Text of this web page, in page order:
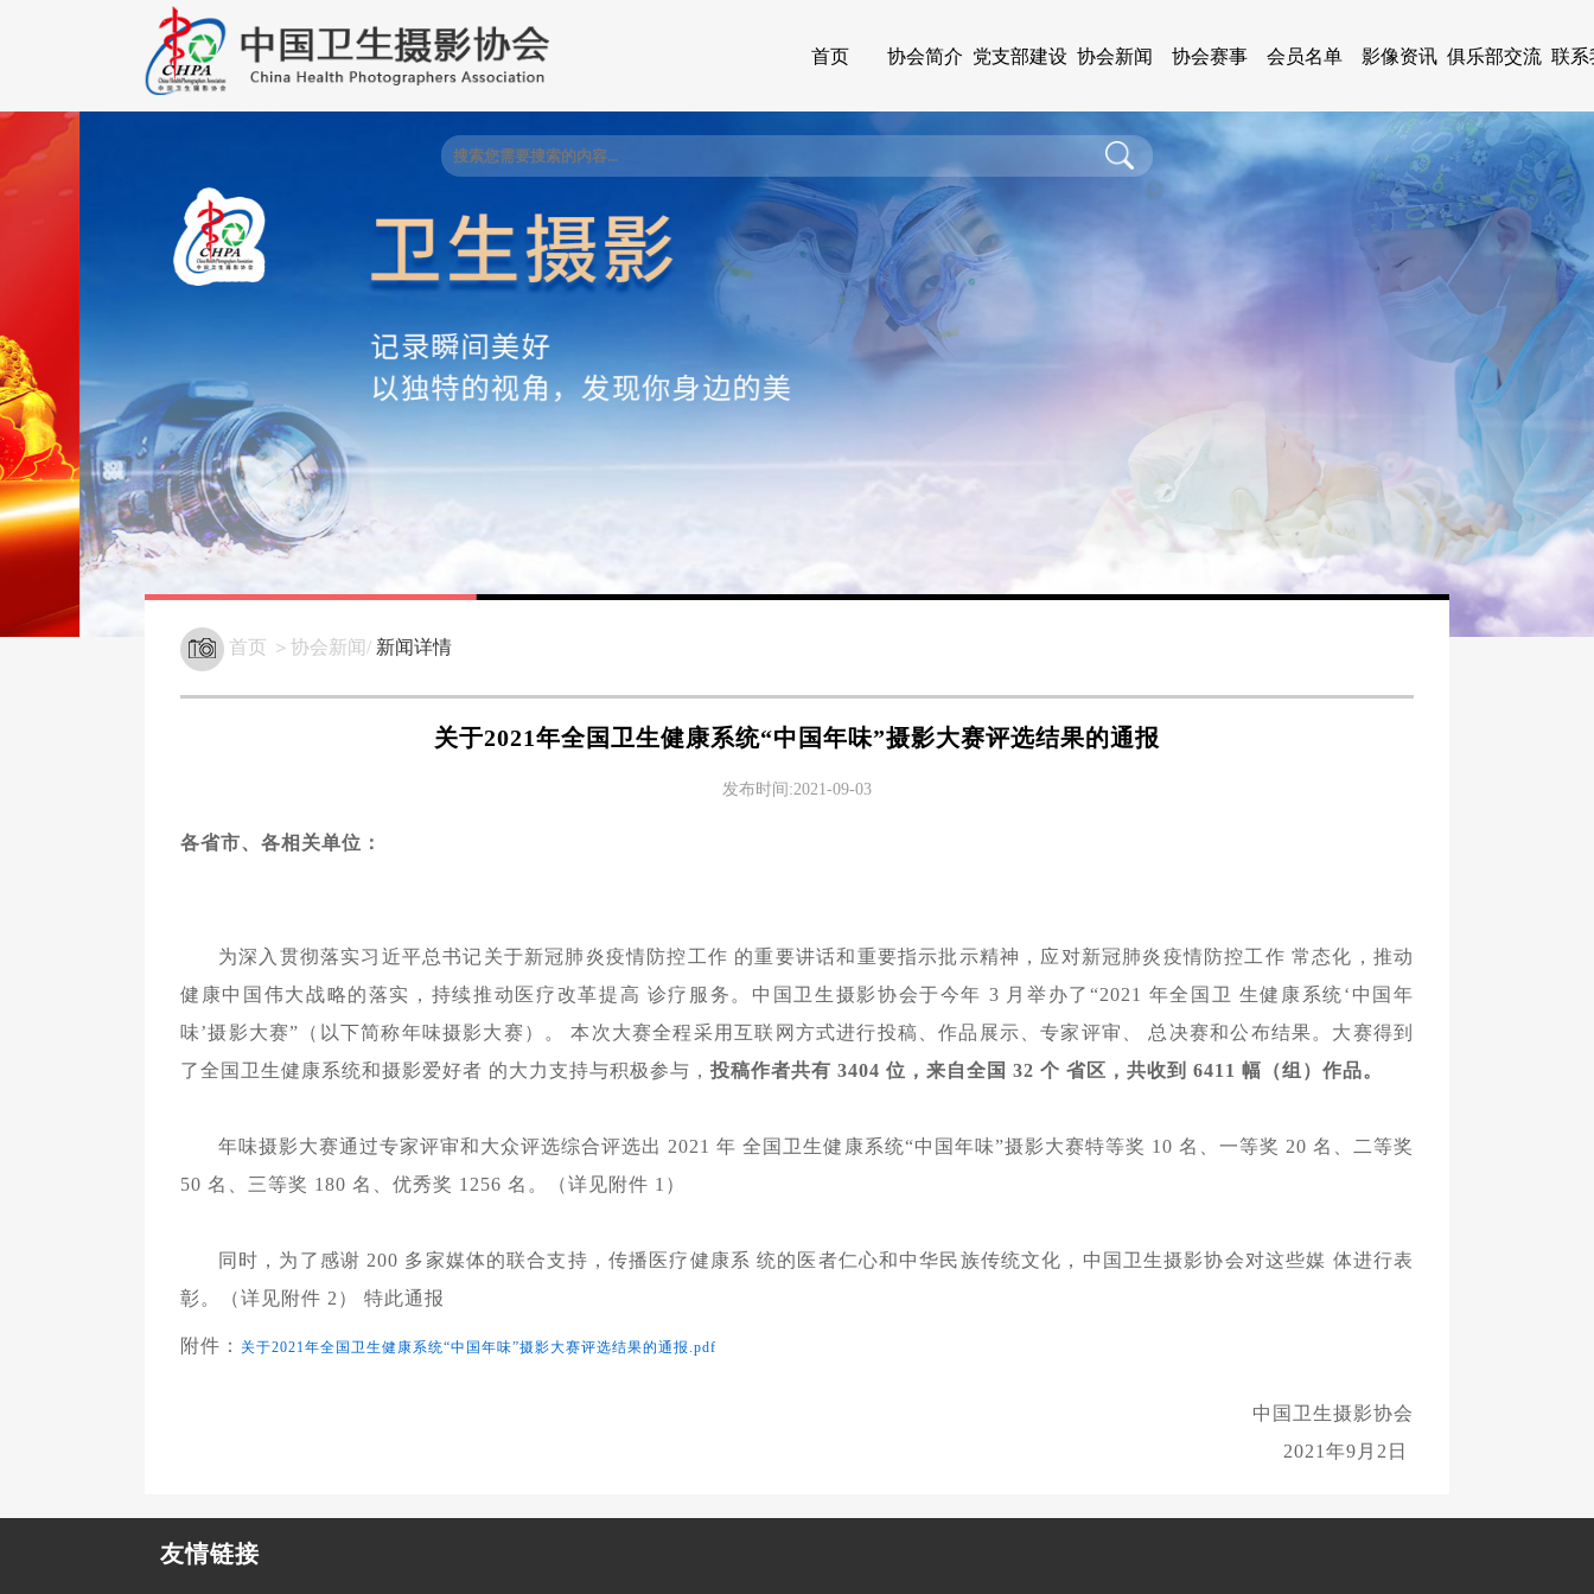
首页 协会简介 党支部建设 协会新闻 协会赛事 会员名单 影像资讯 俱乐部交流 联系
首页 ＞协会新闻/ 新闻详情
关于2021年全国卫生健康系统“中国年味”摄影大赛评选结果的通报
发布时间:2021-09-03
各省市、各相关单位：
为深入贯彻落实习近平总书记关于新冠肺炎疫情防控工作 的重要讲话和重要指示批示精神，应对新冠肺炎疫情防控工作 常态化，推动
健康中国伟大战略的落实，持续推动医疗改革提高 诊疗服务。中国卫生摄影协会于今年 3 月举办了“2021 年全国卫 生健康系统‘中国年
味’摄影大赛”（以下简称年味摄影大赛）。 本次大赛全程采用互联网方式进行投稿、作品展示、专家评审、 总决赛和公布结果。大赛得到
了全国卫生健康系统和摄影爱好者 的大力支持与积极参与， 投稿作者共有 3404 位，来自全国 32 个 省区，共收到 6411 幅（组）作品。
年味摄影大赛通过专家评审和大众评选综合评选出 2021 年 全国卫生健康系统“中国年味”摄影大赛特等奖 10 名、一等奖 20 名、二等奖
50 名、三等奖 180 名、优秀奖 1256 名。（详见附件 1）
同时，为了感谢 200 多家媒体的联合支持，传播医疗健康系 统的医者仁心和中华民族传统文化，中国卫生摄影协会对这些媒 体进行表
彰。（详见附件 2） 特此通报
附件： 关于2021年全国卫生健康系统“中国年味”摄影大赛评选结果的通报.pdf
中国卫生摄影协会
2021年9月2日
友情链接